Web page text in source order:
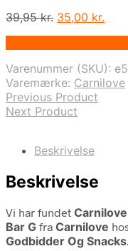
39,95kr. Den
39,95 kr..
35,00 kr.
Varenummer (SKU):
Varemærke: Carnilove
Previous Product
Next Product
Beskrivelse
Beskrivelse
Vi har fundet
Bar G fra Carnilove
Godbidder Og Snacks